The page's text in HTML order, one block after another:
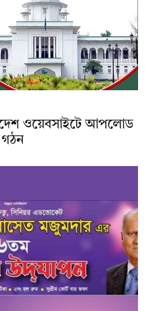
ওয়েবসাইটে আপলোড
গঠন